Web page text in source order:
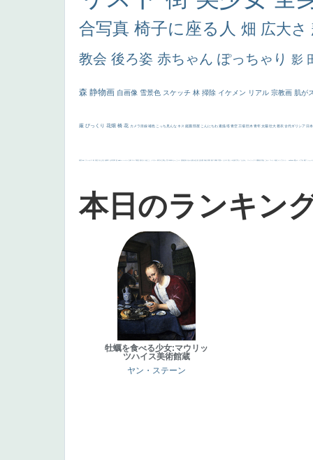
合写真 椅子に座る人 畑 広大さ
教会 後ろ姿 赤ちゃん ぽっちゃり 影
森 静物画 自画像 雪景色 スケッチ 林 掃除 イケメン リアル 宗教画 肌が
厳 びっくり 花畑 橋 花 カメラ目線 補色 こっち見んな キス 庭園 部屋 こんにちわ 素描 塔 青空 工場 巨木 青年 太陽 壮大 着衣 古代ギリシア 日
画質 last ヴィーナス 剣 白人少女 食事中 山本芳翠 麦 alciato ハーレム 女神 ローマ教皇 奥行き 火起こし シスター 東方の三博士 114514 かっこいい 受胎告知 天から覗き込む顔 設計図 挿絵 群衆 親子 裸婦 可愛い ピサロ ＃名画で学ぶ「たるみ」 ニーソックス 躍動感 黄色 こわい コート 畦道 レンブラント・ sekkusu 暖かい バブみ 靴下 ショッ
本日のランキン
牡蠣を食べる少女:マウリッ
ツハイス美術館蔵
ヤン・ステーン